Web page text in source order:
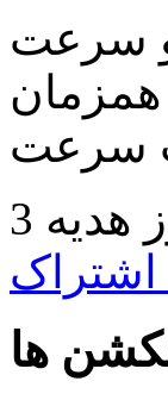
سرعت
همزمان
سرعت
هدیه
اشتراک
ها